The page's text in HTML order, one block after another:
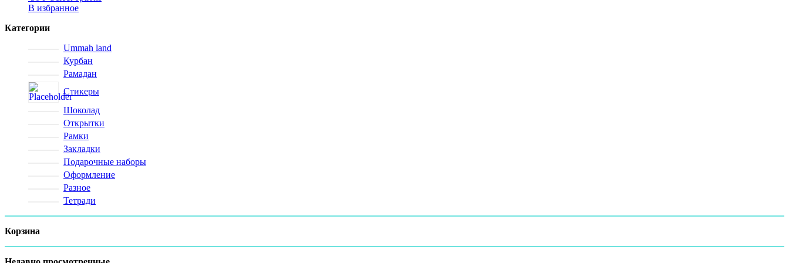
В избранное
Категории
Ummah land
Курбан
Рамадан
Стикеры
Шоколад
Открытки
Рамки
Закладки
Подарочные наборы
Оформление
Разное
Тетради
Корзина